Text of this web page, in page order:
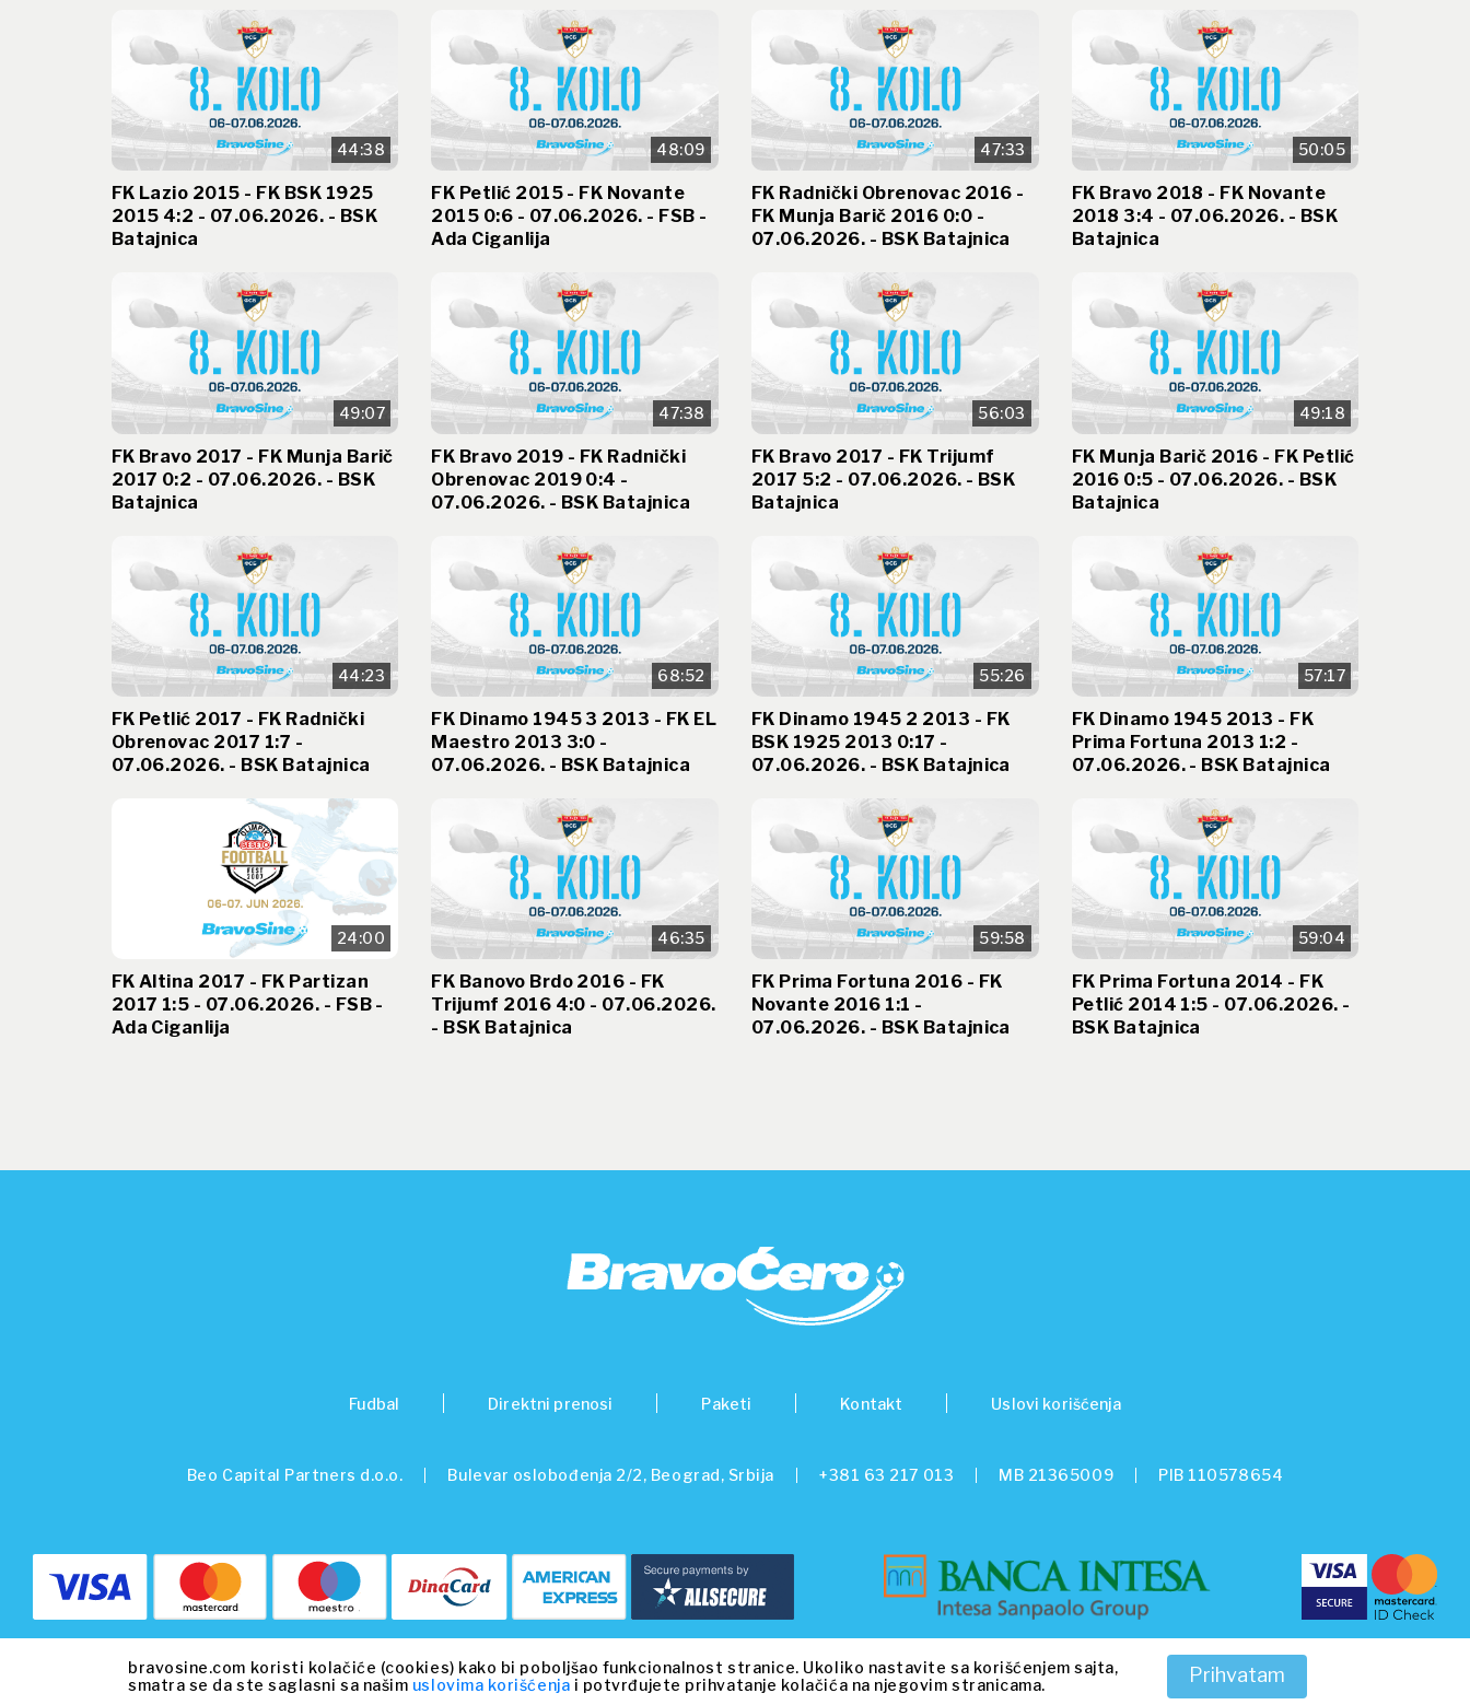
44:38
FK Lazio 2015 - FK BSK 1925
2015 4:2 - 07.06.2026. - BSK
Batajnica
48:09
FK Petlić 2015 - FK Novante
2015 0:6 - 07.06.2026. - FSB -
Ada Ciganlija
47:33
FK Radnički Obrenovac 2016 -
FK Munja Barič 2016 0:0 -
07.06.2026. - BSK Batajnica
50:05
FK Bravo 2018 - FK Novante
2018 3:4 - 07.06.2026. - BSK
Batajnica
49:07
FK Bravo 2017 - FK Munja Barič
2017 0:2 - 07.06.2026. - BSK
Batajnica
47:38
FK Bravo 2019 - FK Radnički
Obrenovac 2019 0:4 -
07.06.2026. - BSK Batajnica
56:03
FK Bravo 2017 - FK Trijumf
2017 5:2 - 07.06.2026. - BSK
Batajnica
49:18
FK Munja Barič 2016 - FK Petlić
2016 0:5 - 07.06.2026. - BSK
Batajnica
44:23
FK Petlić 2017 - FK Radnički
Obrenovac 2017 1:7 -
07.06.2026. - BSK Batajnica
68:52
FK Dinamo 1945 3 2013 - FK EL
Maestro 2013 3:0 -
07.06.2026. - BSK Batajnica
55:26
FK Dinamo 1945 2 2013 - FK
BSK 1925 2013 0:17 -
07.06.2026. - BSK Batajnica
57:17
FK Dinamo 1945 2013 - FK
Prima Fortuna 2013 1:2 -
07.06.2026. - BSK Batajnica
24:00
FK Altina 2017 - FK Partizan
2017 1:5 - 07.06.2026. - FSB -
Ada Ciganlija
46:35
FK Banovo Brdo 2016 - FK
Trijumf 2016 4:0 - 07.06.2026.
- BSK Batajnica
59:58
FK Prima Fortuna 2016 - FK
Novante 2016 1:1 -
07.06.2026. - BSK Batajnica
59:04
FK Prima Fortuna 2014 - FK
Petlić 2014 1:5 - 07.06.2026. -
BSK Batajnica
Fudbal Direktni prenosi Paketi Kontakt Uslovi korišćenja
Beo Capital Partners d.o.o. Bulevar oslobođenja 2/2, Beograd, Srbija +381 63 217 013 MB 21365009 PIB 110578654
© 2026 Beo Capital Partners and its related entities. All Rights Reserved.
bravosine.com koristi kolačiće (cookies) kako bi poboljšao funkcionalnost stranice. Ukoliko nastavite sa korišćenjem sajta,
smatra se da ste saglasni sa našim uslovima korišćenja i potvrđujete prihvatanje kolačića na njegovim stranicama. Prihvatam